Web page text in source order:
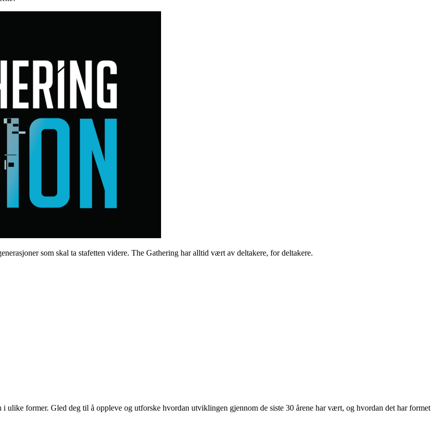
som skal ta stafetten videre. The Gathering har alltid vært av deltakere, for deltakere.
ulike former. Gled deg til å oppleve og utforske hvordan utviklingen gjennom de siste 30 årene har vært, og hvordan det har formet